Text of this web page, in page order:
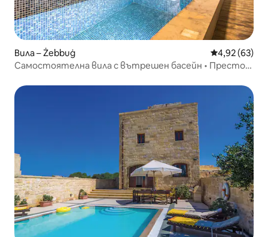
Вила – Żebbuġ Средна
4,92 (63)
Самостоятелна вила с вътрешен басейн • Престой